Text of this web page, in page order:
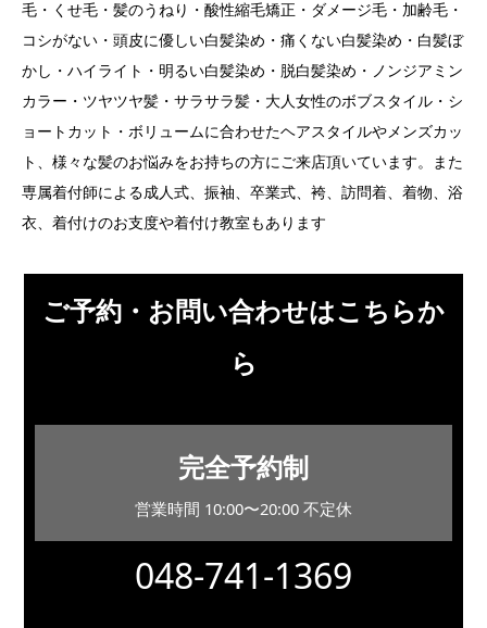
毛・くせ毛・髪のうねり・酸性縮毛矯正・ダメージ毛・加齢毛・
コシがない・頭皮に優しい白髪染め・痛くない白髪染め・白髪ぼ
かし・ハイライト・明るい白髪染め・脱白髪染め・ノンジアミン
カラー・ツヤツヤ髪・サラサラ髪・大人女性のボブスタイル・シ
ョートカット・ボリュームに合わせたヘアスタイルやメンズカッ
ト、様々な髪のお悩みをお持ちの方にご来店頂いています。また
専属着付師による成人式、振袖、卒業式、袴、訪問着、着物、浴
衣、着付けのお支度や着付け教室もあります
ご予約・お問い合わせはこちらか
ら
完全予約制
営業時間 10:00〜20:00 不定休
048-741-1369